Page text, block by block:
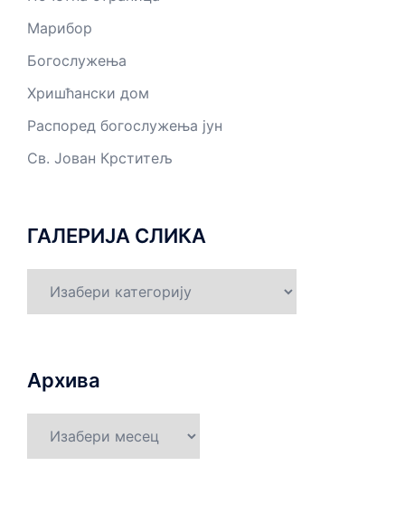
Марибор
Богослужења
Хришћански дом
Распоред богослужења јун
Св. Јован Крститељ
ГАЛЕРИЈА СЛИКА
Архива